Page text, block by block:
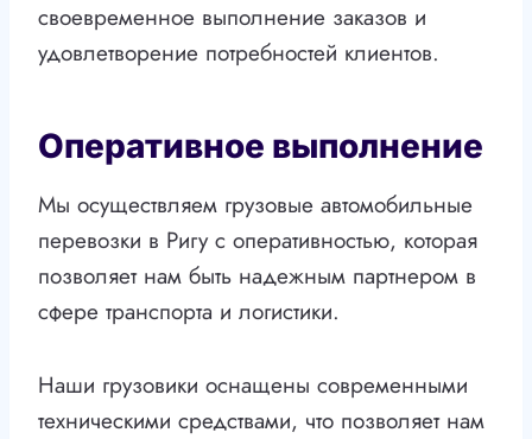
своевременное выполнение заказов и
удовлетворение потребностей клиентов.
Оперативное выполнение
Мы осуществляем грузовые автомобильные
перевозки в Ригу с оперативностью, которая
позволяет нам быть надежным партнером в
сфере транспорта и логистики.
Наши грузовики оснащены современными
техническими средствами, что позволяет нам